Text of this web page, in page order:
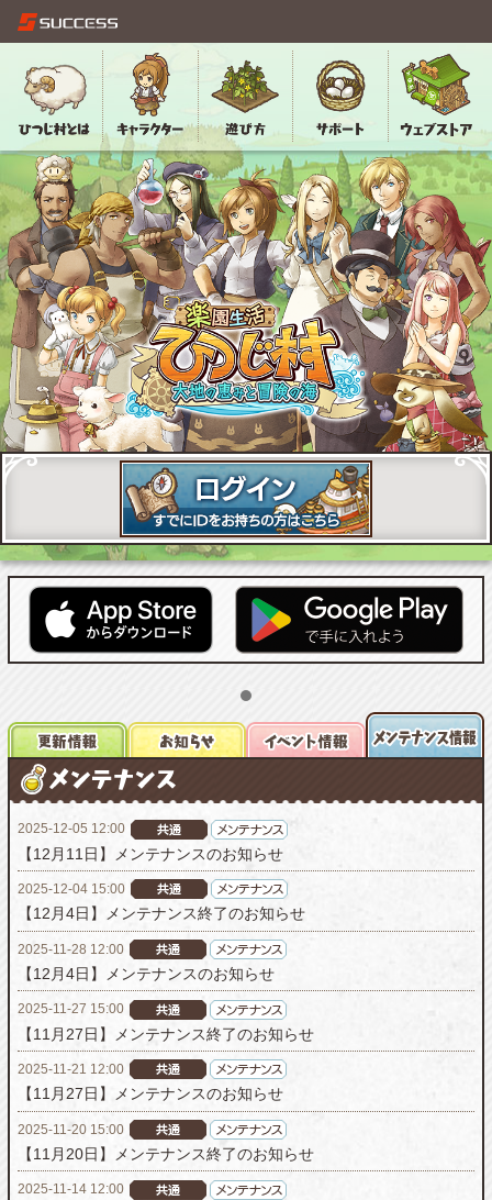
2025-12-05 12:00
【12月11日】メンテナンスのお知らせ
2025-12-04 15:00
【12月4日】メンテナンス終了のお知らせ
2025-11-28 12:00
【12月4日】メンテナンスのお知らせ
2025-11-27 15:00
【11月27日】メンテナンス終了のお知らせ
2025-11-21 12:00
【11月27日】メンテナンスのお知らせ
2025-11-20 15:00
【11月20日】メンテナンス終了のお知らせ
2025-11-14 12:00